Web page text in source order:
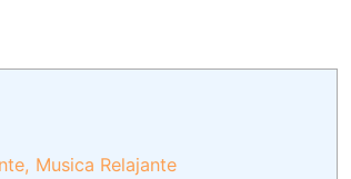
Musica Relajante